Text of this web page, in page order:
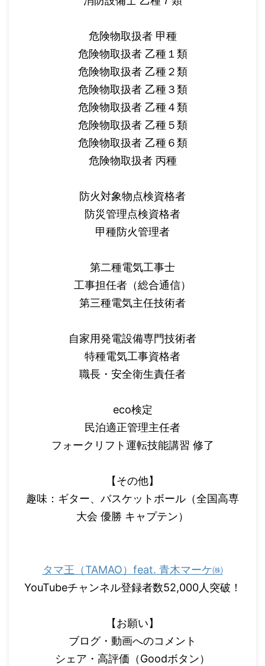
危険物取扱者 甲種
危険物取扱者 乙種１類
危険物取扱者 乙種２類
危険物取扱者 乙種３類
危険物取扱者 乙種４類
危険物取扱者 乙種５類
危険物取扱者 乙種６類
危険物取扱者 丙種
防火対象物点検資格者
防災管理点検資格者
甲種防火管理者
第二種電気工事士
工事担任者（総合通信）
第三種電気主任技術者
自家用発電設備専門技術者
特種電気工事資格者
職長・安全衛生責任者
eco検定
民泊適正管理主任者
フォークリフト運転技能講習 修了
【その他】
趣味：ギター、バスケットボール（全国高専
大会 優勝 キャプテン）
タマ王（TAMAO）feat. 青木マーケ㈱
YouTubeチャンネル登録者数52,000人突破！
【お願い】
ブログ・動画へのコメント
シェア・高評価（Goodボタン）